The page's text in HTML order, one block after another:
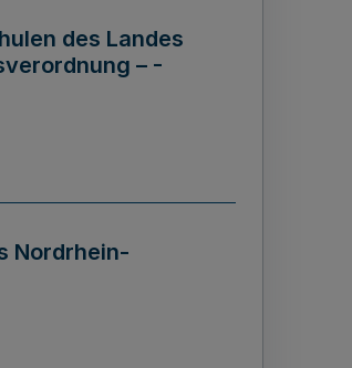
des Landes
– -
Nordrhein-